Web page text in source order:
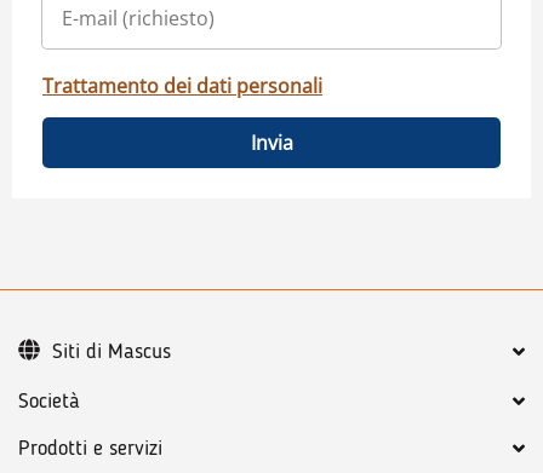
Trattamento dei dati personali
Invia
Società
Prodotti e servizi
Siti di Mascus